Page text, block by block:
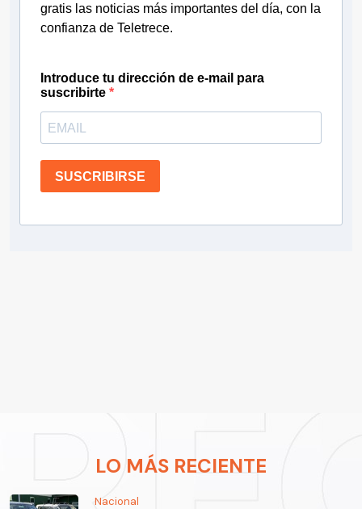
gratis las noticias más importantes del día, con la
confianza de Teletrece.
Introduce tu dirección de e-mail para
suscribirte
SUSCRIBIRSE
LO MÁS RECIENTE
Nacional